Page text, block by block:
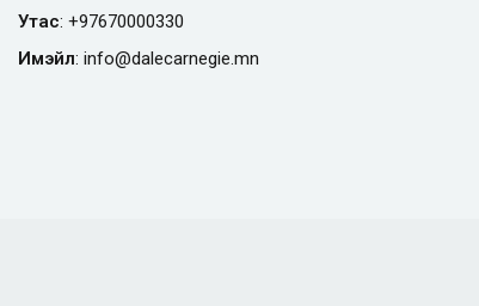
Утас: +97670000330
Имэйл: info@dalecarnegie.mn